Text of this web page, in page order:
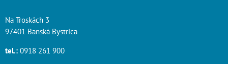
Na Troskách 3
97401 Banská Bystrica
tel.: 0918 261 900